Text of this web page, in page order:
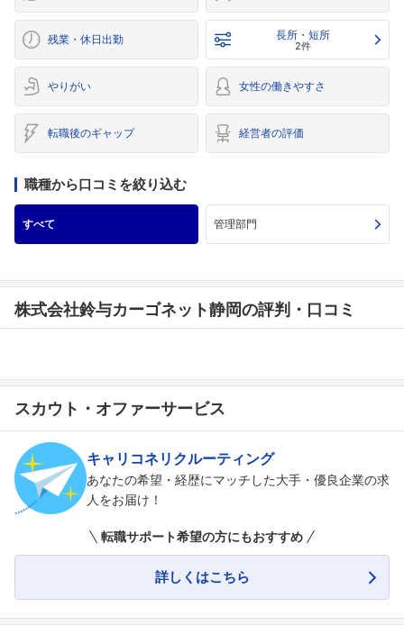
残業・休日出勤 長所・短所
2件
やりがい 女性の働きやすさ
転職後のギャップ 経営者の評価
職種から口コミを絞り込む
すべて 管理部門
株式会社鈴与カーゴネット静岡の評判・口コミ
スカウト・オファーサービス
キャリコネリクルーティング
あなたの希望・経歴にマッチした大手・優良企業の求
人をお届け！
転職サポート希望の方にもおすすめ
詳しくはこちら